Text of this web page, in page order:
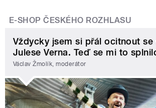
E-SHOP ČESKÉHO ROZHLASU
Vždycky jsem si přál ocitnout se
Julese Verna. Teď se mi to
Václav Žmolík, moderátor